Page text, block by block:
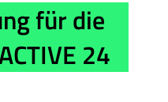
für die
24